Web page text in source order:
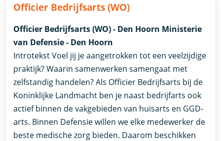
Officier Bedrijfsarts (WO)
Officier Bedrijfsarts (WO) - Den Hoorn Ministerie
van Defensie - Den Hoorn
Introtekst Voel jij je aangetrokken tot een veelzijdige
praktijk? Waarin samenwerken samengaat met
zelfstandig handelen? Als Officier Bedrijfsarts bij de
Koninklijke Landmacht ben je naast bedrijfarts ook
actief binnen de vakgebieden van huisarts en GGD-
arts. Binnen Defensie willen we elke medewerker de
beste medische zorg bieden. Daarom beschikken